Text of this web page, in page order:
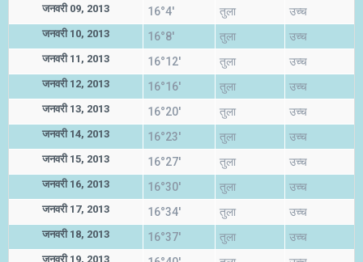
जनवरी 09, 2013 16°4' तुला उच्च
जनवरी 10, 2013 16°8' तुला उच्च
जनवरी 11, 2013 16°12' तुला उच्च
जनवरी 12, 2013 16°16' तुला उच्च
जनवरी 13, 2013 16°20' तुला उच्च
जनवरी 14, 2013 16°23' तुला उच्च
जनवरी 15, 2013 16°27' तुला उच्च
जनवरी 16, 2013 16°30' तुला उच्च
जनवरी 17, 2013 16°34' तुला उच्च
जनवरी 18, 2013 16°37' तुला उच्च
जनवरी 19, 2013